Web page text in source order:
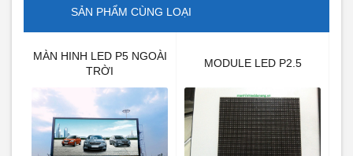
SẢN PHẨM CÙNG LOẠI
MÀN HINH LED P5 NGOÀI
TRỜI
MODULE LED P2.5